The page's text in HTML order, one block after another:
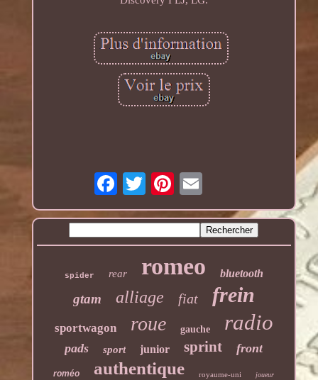
spider rear romeo bluetooth
gtam alliage fiat frein
sportwagon roue gauche radio
pads sport junior sprint front
roméo authentique royaume-uni joueur